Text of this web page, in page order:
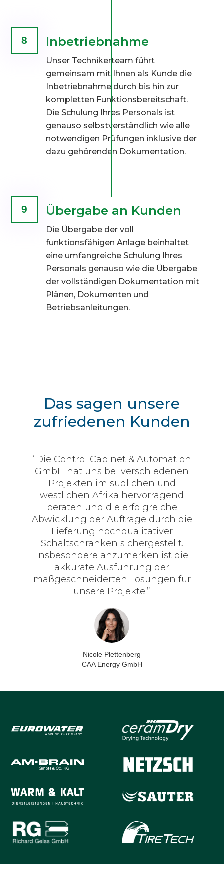
Inbetriebnahme
Unser Technikerteam führt
gemeinsam mit Ihnen als Kunde die
Inbetriebnahme durch bis hin zur
kompletten Funktionsbereitschaft.
Die Schulung Ihres Personals ist
genauso selbstverständlich wie alle
notwendigen Prüfungen inklusive der
dazu gehörenden Dokumentation.
8
Übergabe an Kunden
Die Übergabe der voll
funktionsfähigen Anlage beinhaltet
eine umfangreiche Schulung Ihres
Personals genauso wie die Übergabe
der vollständigen Dokumentation mit
Plänen, Dokumenten und
Betriebsanleitungen.
9
Das sagen unsere
zufriedenen Kunden
“Die Control Cabinet & Automation
GmbH hat uns bei verschiedenen
Projekten im südlichen und
westlichen Afrika hervorragend
beraten und die erfolgreiche
Abwicklung der Aufträge durch die
Lieferung hochqualitativer
Schaltschränken sichergestellt.
Insbesondere anzumerken ist die
akkurate Ausführung der
maßgeschneiderten Lösungen für
unsere Projekte.”
Nicole Plettenberg
CAA Energy GmbH